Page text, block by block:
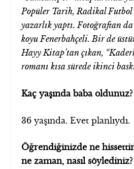
Popüler Tarih, Radikal Futbol
yazarlık yaptı. Fotoğraftan da
koyu Fenerbahçeli. Bir de
Hayy Kitap’tan çıkan,
romanı kısa sürede ikinci
Kaç yaşında baba oldunuz?
36 yaşında. Evet planlıydı.
Öğrendiğinizde ne
ne zaman, nasıl söylediniz?